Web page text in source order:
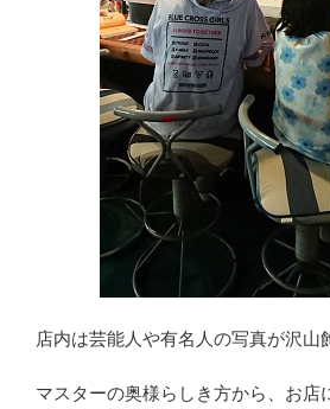
店内は芸能人や有名人の写真が沢山
マスターの奥様らしき方から、お店